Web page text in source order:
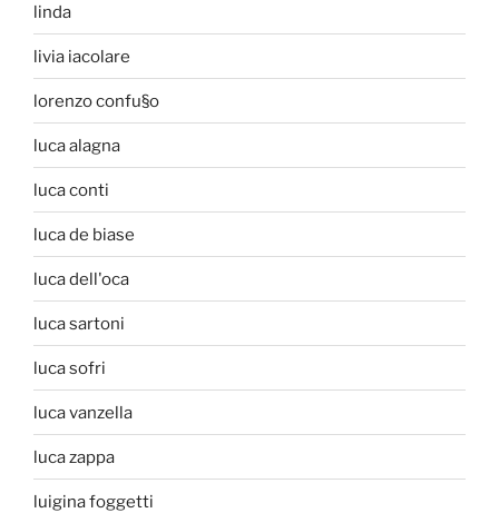
linda
livia iacolare
lorenzo confu§o
luca alagna
luca conti
luca de biase
luca dell'oca
luca sartoni
luca sofri
luca vanzella
luca zappa
luigina foggetti